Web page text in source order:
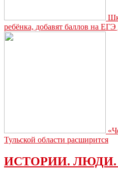
ребёнка, добавят баллов на
Тульской области расширится
ИСТОРИИ.